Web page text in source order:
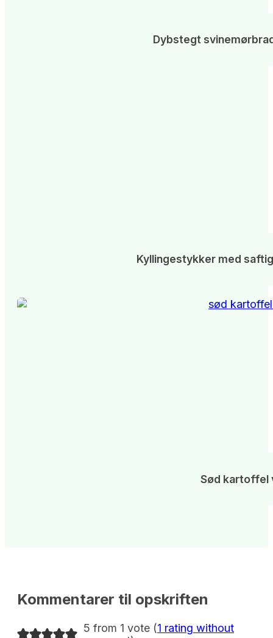
Dybstegt
Kyllingestykker med
Sød kartoffel
Kommentarer til opskriften
5 from 1 vote (1 rating without